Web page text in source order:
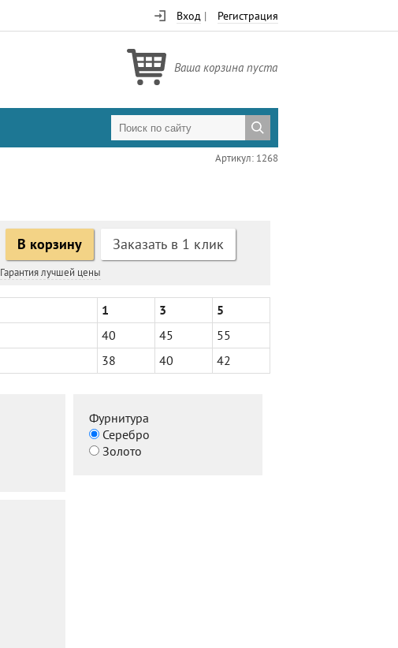
Вход | Регистрация
Ваша корзина пуста
Артикул: 1268
В корзину Заказать в 1 клик
Гарантия лучшей цены
1 3
5
40 45
55
38 40 42
Фурнитура
Серебро
Золото